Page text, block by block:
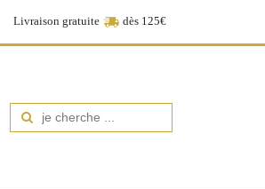
Livraison gratuite dès 125€